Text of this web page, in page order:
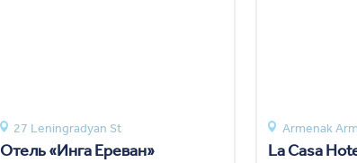
27 Leningradyan St
Отель «Инга Ереван»
Armenak
La Casa